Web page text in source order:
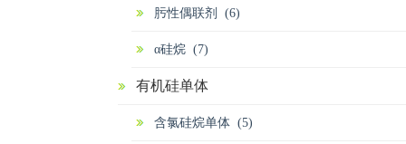
肟性偶联剂 (6)
α硅烷 (7)
有机硅单体
含氯硅烷单体 (5)